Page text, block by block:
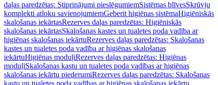
daļas paredzētas: Stiprinājumi pieslēgumiemSistēmas blīvesSkrūvju
komplekti atloku savienojumiemGeberit higiēnas sistēmaHigiēniskās
skalošanas iekārtasRezerves daļas paredzētas: Higiēniskās
skalošanas iekārtasSkalošanas kastes un tualetes poda vadība ar
higiēnas skalošanas iekārtuRezerves daļas paredzētas: Skalošanas
kastes un tualetes poda vadība ar higiēnas skalošanas
iekārtuHigiēnas moduļiRezerves daļas paredzētas: Higiēnas
moduļiSkalošanas kastu un tualetes poda vadības ar higiēnas
skalošanas iekārtu piederumiRezerves daļas paredzētas: Skalošanas
kastu un tualetes poda vadības ar higiēnas skalošanas iekārtu